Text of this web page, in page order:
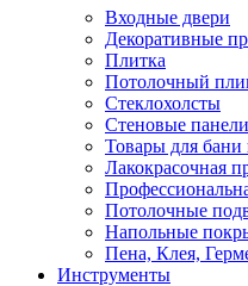
Входные двери
Декоративные
Плитка
Потолочный
Стеклохолсты
Стеновые панели
Товары для бани
Лакокрасочная
Потолочные
Напольные
Пена, Клея,
Инструменты